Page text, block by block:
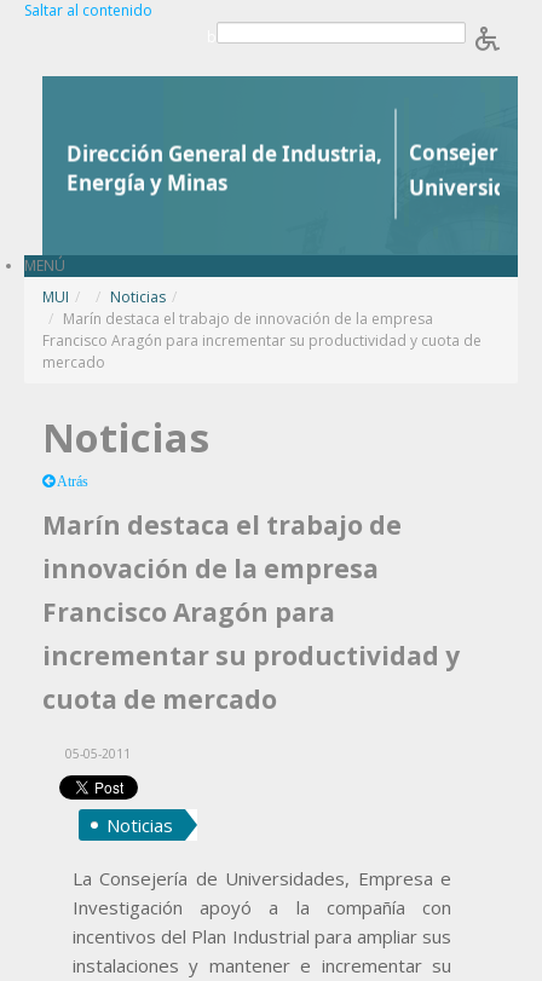
Saltar al contenido
MENÚ
MUI / Noticias /
Marín destaca el trabajo de innovación de la empresa
Francisco Aragón para incrementar su productividad y cuota de
mercado
Noticias
Atrás
Marín destaca el trabajo de
innovación de la empresa
Francisco Aragón para
incrementar su productividad y
cuota de mercado
05-05-2011
Noticias
La Consejería de Universidades, Empresa e
Investigación apoyó a la compañía con
incentivos del Plan Industrial para ampliar sus
instalaciones y mantener e incrementar su